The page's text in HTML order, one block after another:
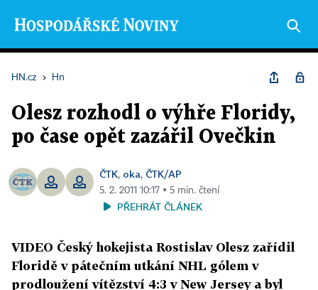
HN.cz › Hn
Olesz rozhodl o výhře Floridy,
po čase opět zazářil Ovečkin
ČTK, oka, ČTK/AP
5. 2. 2011 10:17 ▪ 5 min. čtení
PŘEHRÁT ČLÁNEK
VIDEO Český hokejista Rostislav Olesz zařídil
Floridě v pátečním utkání NHL gólem v
prodloužení vítězství 4:3 v New Jersey a byl